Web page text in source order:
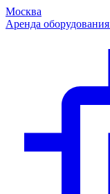
Москва
Аренда оборудования